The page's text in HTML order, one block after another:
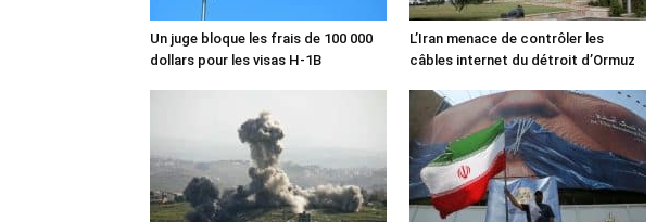
Un juge bloque les frais de 100 000
dollars pour les visas H-1B
L’Iran menace de contrôler les
câbles internet du détroit d’Ormuz